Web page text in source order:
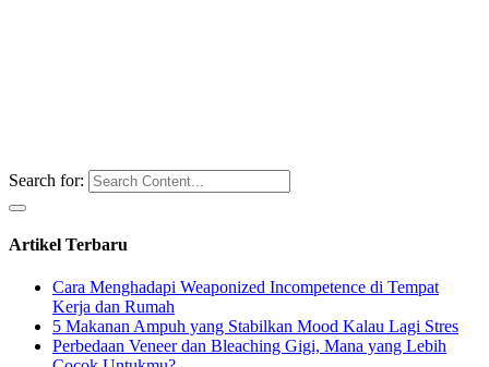
Search for:
Artikel Terbaru
Cara Menghadapi Weaponized Incompetence di Tempat
Kerja dan Rumah
5 Makanan Ampuh yang Stabilkan Mood Kalau Lagi Stres
Perbedaan Veneer dan Bleaching Gigi, Mana yang Lebih